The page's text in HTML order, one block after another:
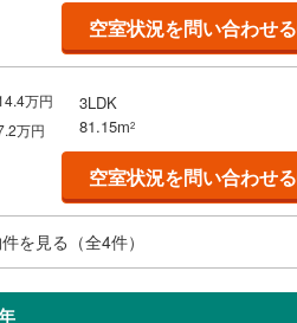
空室状況を問い合わせる
万円
万円
3LDK
81.15m2
空室状況を問い合わせる
を見る（全4件）